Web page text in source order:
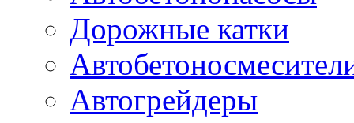
Дорожные катки
Автогрейдеры